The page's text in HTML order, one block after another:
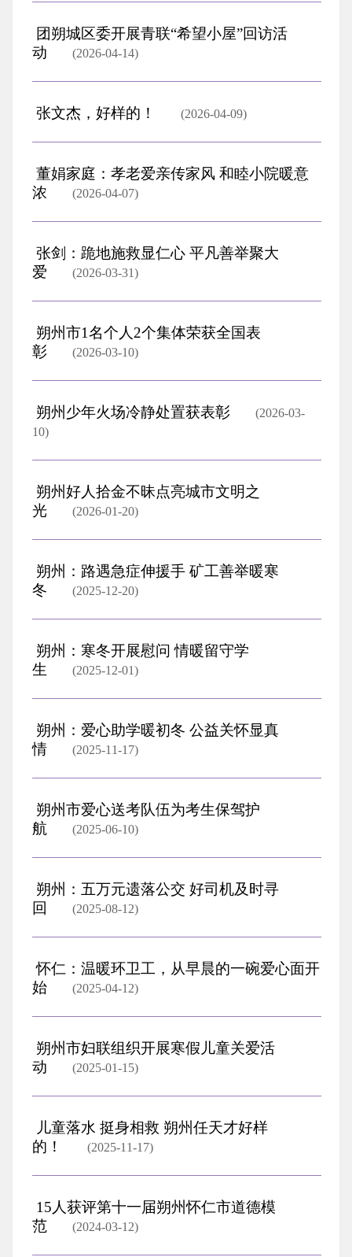
团朔城区委开展青联“希望小屋”回访活
动 (2026-04-14)
张文杰，好样的！ (2026-04-09)
董娟家庭：孝老爱亲传家风 和睦小院暖意
浓 (2026-04-07)
张剑：跪地施救显仁心 平凡善举聚大
爱 (2026-03-31)
朔州市1名个人2个集体荣获全国表
彰 (2026-03-10)
朔州少年火场冷静处置获表彰 (2026-03-
10)
朔州好人拾金不昧点亮城市文明之
光 (2026-01-20)
朔州：路遇急症伸援手 矿工善举暖寒
冬 (2025-12-20)
朔州：寒冬开展慰问 情暖留守学
生
(2025-12-01)
朔州：爱心助学暖初冬 公益关怀显真
情 (2025-11-17)
朔州市爱心送考队伍为考生保驾护
航 (2025-06-10)
朔州：五万元遗落公交 好司机及时寻
回
(2025-08-12)
怀仁：温暖环卫工，从早晨的一碗爱心面开
始 (2025-04-12)
朔州市妇联组织开展寒假儿童关爱活
动 (2025-01-15)
儿童落水 挺身相救 朔州任天才好样
的！
(2025-11-17)
15人获评第十一届朔州怀仁市道德模
范 (2024-03-12)